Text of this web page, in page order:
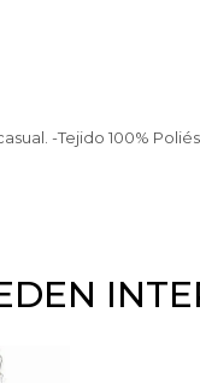
-Tejido 100%